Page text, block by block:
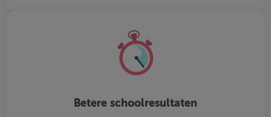
Betere schoolresultaten